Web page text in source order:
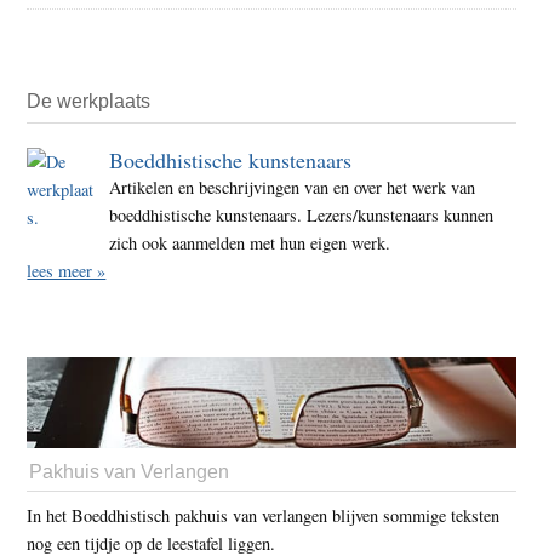
De werkplaats
Boeddhistische kunstenaars
Artikelen en beschrijvingen van en over het werk van
boeddhistische kunstenaars. Lezers/kunstenaars kunnen
zich ook aanmelden met hun eigen werk.
lees meer »
Pakhuis van Verlangen
In het Boeddhistisch pakhuis van verlangen blijven sommige teksten
nog een tijdje op de leestafel liggen.